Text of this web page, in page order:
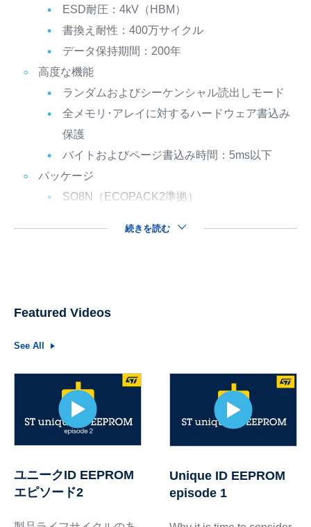
ESD耐圧：4kV（HBM）
書換え耐性：400万サイクル
データ保持期間：200年
高度な機能
ランダムおよびシーケンシャル読出しモード
全メモリ･アレイに対するハードウェア書込み
保護
バイトおよびページ書込み時間：5ms以下
パッケージ
SO8N（ECOPACK2準拠）
続きを読む
Featured Videos
See All
ユニークID EEPROM
エピソード2
Unique ID EEPROM
episode 1